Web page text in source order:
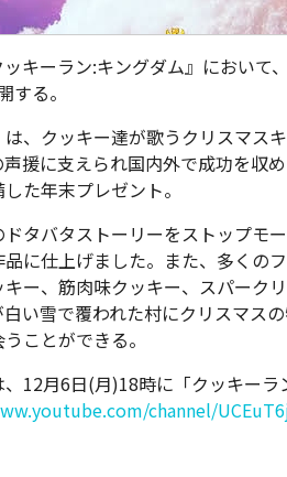
キーラン:キングダム』において
する。
は、クッキー達が歌うクリスマス
援に支えられ国内外で成功を収
た年末プレゼント。
タバタストーリーをストップモ
に仕上げました。また、多くの
ー、筋肉味クッキー、スパーク
い雪で覆われた村にクリスマス
ことができる。
、12月6日(月)18時に「クッキー
channel/